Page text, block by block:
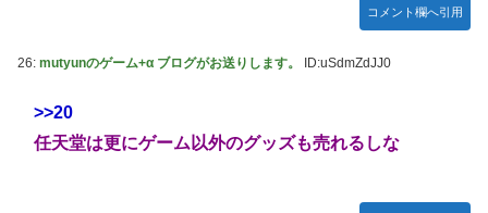
コメント欄へ引用
26: mutyunのゲーム+α ブログがお送りします。 ID:uSdmZdJJ0
>>20
任天堂は更にゲーム以外のグッズも売れるしな